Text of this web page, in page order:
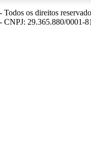
os direitos
29.365.880/0001-81